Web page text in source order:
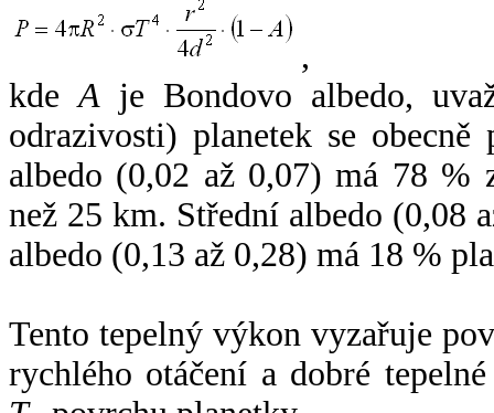
,
kdeA je Bondovo albedo,
odrazivosti) planetek se
albedo (0,02 až 0,07) má 78 %
než 25 km. Střední albedo (0,08
albedo (0,13 až 0,28) má 18 %
Tento tepelný výkon vyzařuje
rychlého otáčení a dobré